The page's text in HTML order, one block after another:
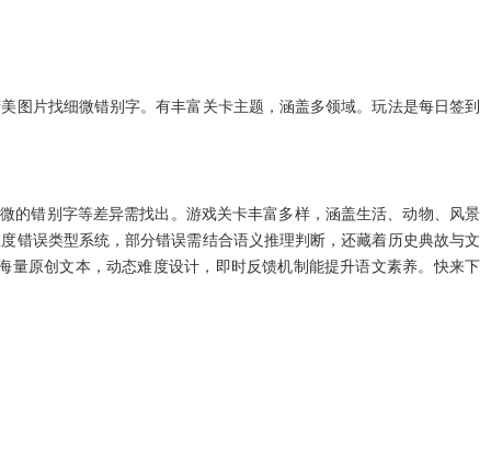
图片找细微错别字。有丰富关卡主题，涵盖多领域。玩法是每日签到
的错别字等差异需找出。游戏关卡丰富多样，涵盖生活、动物、风景
错误类型系统，部分错误需结合语义推理判断，还藏着历史典故与文
原创文本，动态难度设计，即时反馈机制能提升语文素养。快来下